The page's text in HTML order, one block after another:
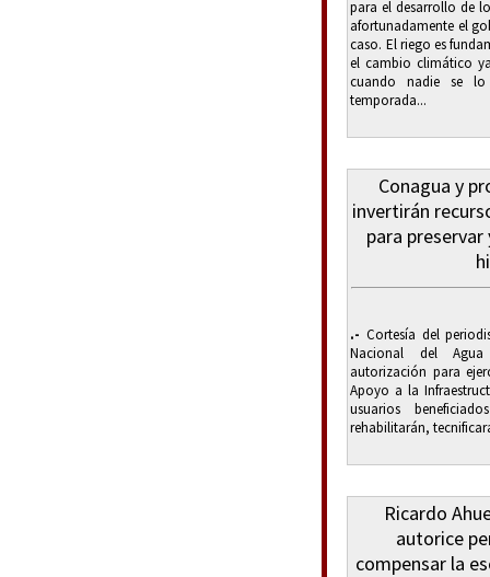
para el desarrollo de
afortunadamente el
caso. El riego es
el cambio climático
cuando nadie se
temporada...
Conagua y
invertirán
para
.- Cortesía del
Nacional del
autorización para
Apoyo a la
usuarios
rehabilitarán,
Ricardo
autorice
compensar la